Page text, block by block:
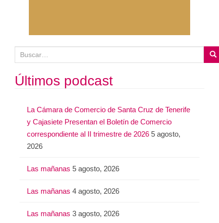
u
sÚltimos podcast
La Cámara de Comercio de Santa Cruz de Tenerife
y Cajasiete Presentan el Boletín de Comercio
correspondiente al II trimestre de 2026 5 agosto,
2026
Las mañanas 5 agosto, 2026
Las mañanas 4 agosto, 2026
Las mañanas 3 agosto, 2026